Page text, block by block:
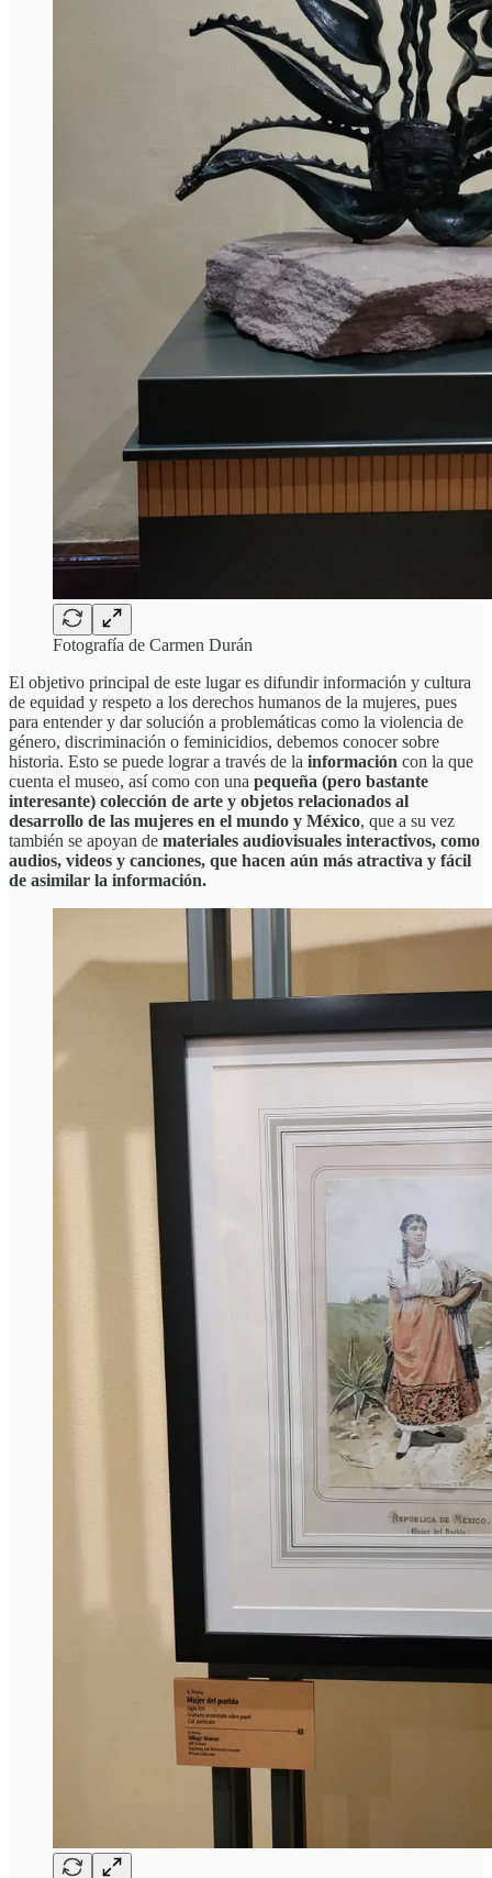
Fotografía de Carmen Durán
El objetivo principal de este lugar es difundir información y cultura
de equidad y respeto a los derechos humanos de la mujeres, pues
para entender y dar solución a problemáticas como la violencia de
género, discriminación o feminicidios, debemos conocer sobre
historia. Esto se puede lograr a través de la información con la que
cuenta el museo, así como con una pequeña (pero bastante
interesante) colección de arte y objetos relacionados al
desarrollo de las mujeres en el mundo y México, que a su vez
también se apoyan de materiales audiovisuales interactivos, como
audios, videos y canciones, que hacen aún más atractiva y fácil
de asimilar la información.